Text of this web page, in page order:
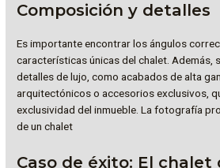
Composición y detalles
Es importante encontrar los ángulos
características únicas del chalet. Además,
detalles de lujo, como acabados de alta
arquitectónicos o accesorios exclusivos,
exclusividad del inmueble. La fotografía
de un chalet
Caso de éxito: El chalet